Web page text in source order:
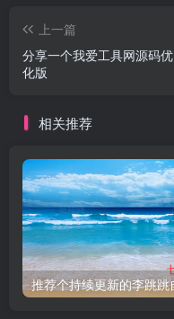
上一篇
分享一个我爱工具网源码优
化版
相关推荐